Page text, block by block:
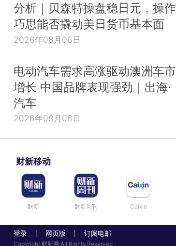
分析｜贝森特操盘稳日元，操作
巧思能否撬动美日货币基本面
2026年08月06日
电动汽车需求高涨驱动澳洲车市
增长 中国品牌表现强劲｜出海·
汽车
2026年08月06日
财新移动
财新 财新周刊 Caixin
登录 网页版 订阅电邮
Copyright 财新网 All Rights Reserved